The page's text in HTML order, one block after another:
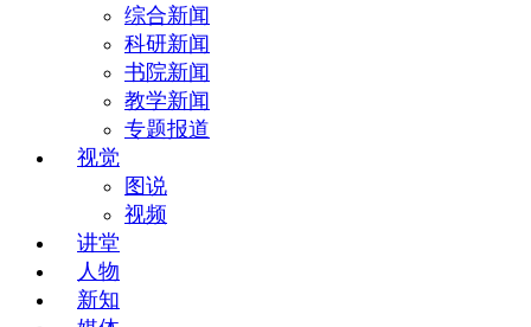
综合新闻
科研新闻
书院新闻
教学新闻
专题报道
视觉
图说
视频
讲堂
人物
新知